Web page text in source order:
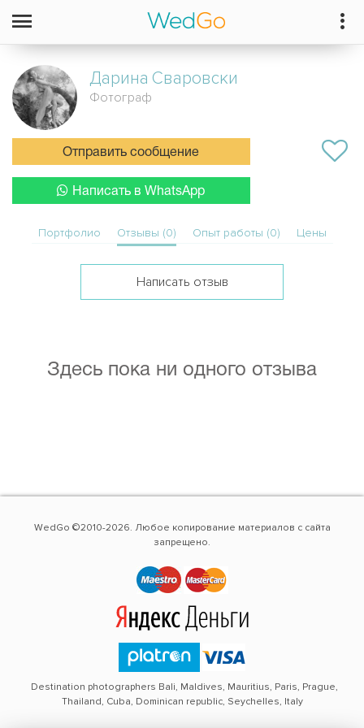
Дарина Сваровски
Фотограф
Отправить сообщение
Написать в WhatsApp
Портфолио Отзывы (0) Опыт работы (0) Цены
Написать отзыв
Здесь пока ни одного отзыва
WedGo ©2010-2026. Любое копирование материалов с сайта
запрещено.
Destination photographers Bali, Maldives, Mauritius, Paris, Prague,
Thailand, Cuba, Dominican republic, Seychelles, Italy